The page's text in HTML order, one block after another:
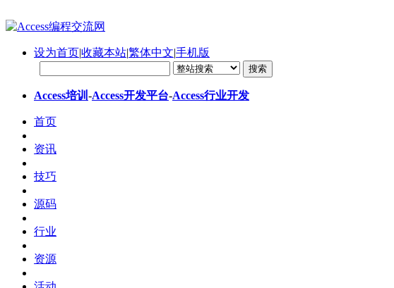
设为首页|收藏本站|繁体中文|手机版
Access培训 -Access开发平台-Access行业开发
首页
资讯
技巧
源码
行业
资源